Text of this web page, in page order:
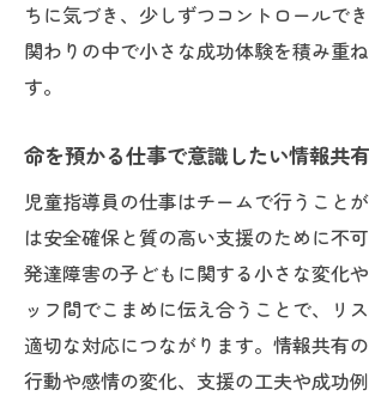
ちに気づき、少しずつコントロールで
関わりの中で小さな成功体験を積み重
す。
命を預かる仕事で意識したい情報共
児童指導員の仕事はチームで行うこと
は安全確保と質の高い支援のために不可
発達障害の子どもに関する小さな変化
ッフ間でこまめに伝え合うことで、リ
適切な対応につながります。情報共有
行動や感情の変化、支援の工夫や成功